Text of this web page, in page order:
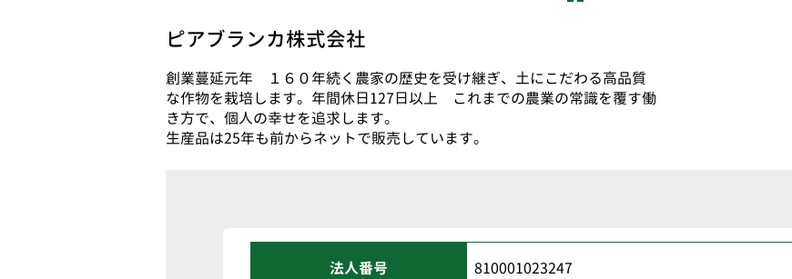
ピアブランカ株式会社
創業蔓延元年 １６０年続く農家の歴史を受け継ぎ、土にこだわる高品質
な作物を栽培します。年間休日127日以上 これまでの農業の常識を覆す働
き方で、個人の幸せを追求します。
生産品は25年も前からネットで販売しています。
法人番号 810001023247